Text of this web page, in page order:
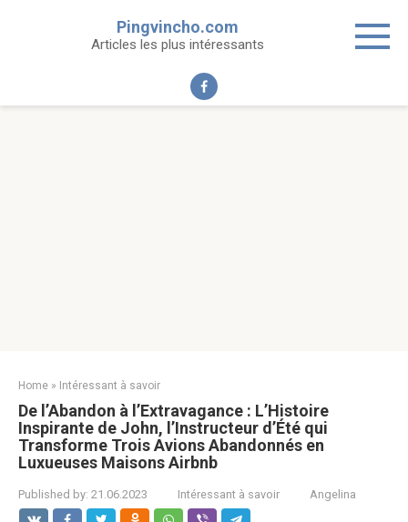
Pingvincho.com
Articles les plus intéressants
Home » Intéressant à savoir
De l’Abandon à l’Extravagance : L’Histoire
Inspirante de John, l’Instructeur d’Été qui
Transforme Trois Avions Abandonnés en
Luxueuses Maisons Airbnb
Published by: 21.06.2023 Intéressant à savoir Angelina